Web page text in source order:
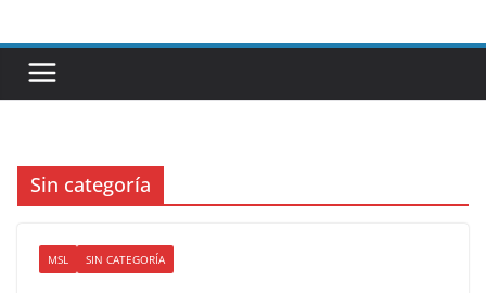
al
contenido
Sin categoría
MSL SIN CATEGORÍA